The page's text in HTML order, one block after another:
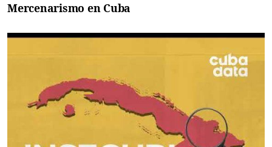
Mercenarismo en Cuba